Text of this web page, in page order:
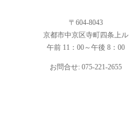
〒604-8043
京都市中京区寺町四条上ル
午前 11：00～午後 8：00
お問合せ: 075-221-2655